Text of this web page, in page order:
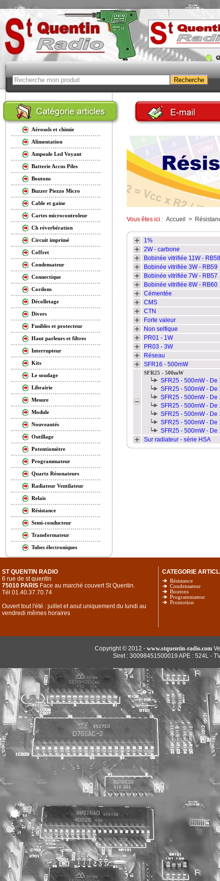
Aérosols et chimie
Alimentation
Ampoule Led Voyant
Batterie Accus Piles
Boutons
Buzzer Piezzo Micro
Cable et gaine
Cartes microcontroleur
Ch réverbération
Circuit imprimé
Coffret
Condensateur
Connectique
Cordons
Décolletage
Divers
Fusibles et protecteur
Haut parleurs et filtres
Interrupteur
Kits
Le soudage
Librairie
Mesure
Module
Nouveautés
Outillage
Potentiomètre
Programmateur
Quartz Résonateurs
Radiateur Ventilateur
Relais
Résistance
Semi-conducteur
Transformateur
Tubes électroniques
Vous êtes ici : Accueil >
1%
2W - carbone
Bobinée vitrifiée 11W - RB58
Bobinée vitrifiée 3W - RB59
Bobinée vitrifiée 7W - RB57
Bobinée vitrifiée 8W - RB60
Cémentée
CMS
CTN
Forte valeur
Non selfique
PR01 - 1W
PR03 - 3W
Réseau
SFR16 - 500mW
SFR25 - 500mW
SFR25 - 500mW - De
SFR25 - 500mW - De
SFR25 - 500mW - De
SFR25 - 500mW - De
SFR25 - 500mW - De
SFR25 - 500mW - De
SFR25 - 500mW - De
Sur radiateur - série HSA
ST QUENTIN RADIO
6 rue de st quentin
75010 PARIS Face au marché couvert St Quentin.
Tél 01.40.37.70.74
Ouvert tout l'été : juillet et aout uniquement du lundi au
vendredi mêmes horaires
CATEGORIE
Résistance
Condensateur
Boutons
Programmateur
Promotion
Copyright © 2012 - www.stquentin-radio.com
Siret : 30098451500019 APE : 524L -